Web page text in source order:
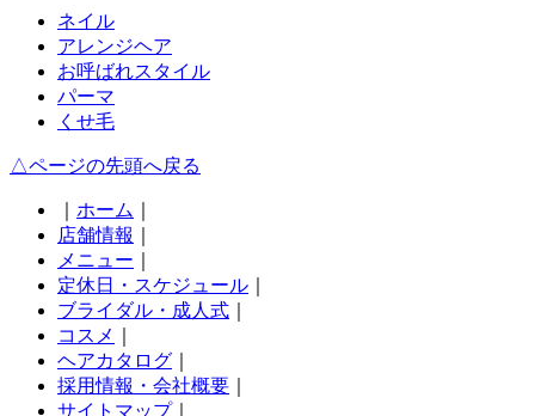
ネイル
アレンジヘア
お呼ばれスタイル
パーマ
くせ毛
△ページの先頭へ戻る
ホーム
店舗情報
メニュー
定休日・スケジュール
ブライダル・成人式
コスメ
ヘアカタログ
採用情報・会社概要
サイトマップ｜